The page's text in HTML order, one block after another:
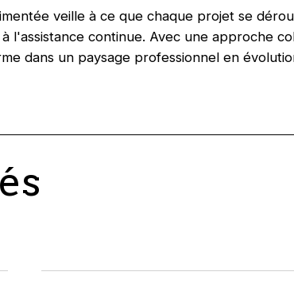
veille à ce que chaque projet se
l'assistance continue. Avec une approche
dans un paysage professionnel en